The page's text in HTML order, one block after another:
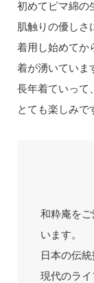
初めてピマ綿の
肌触りの優しさ
着用し始めてか
着が湧いていま
長年着ていって
とても楽しみで
和粋庵を
います。
日本の伝
現代のラ